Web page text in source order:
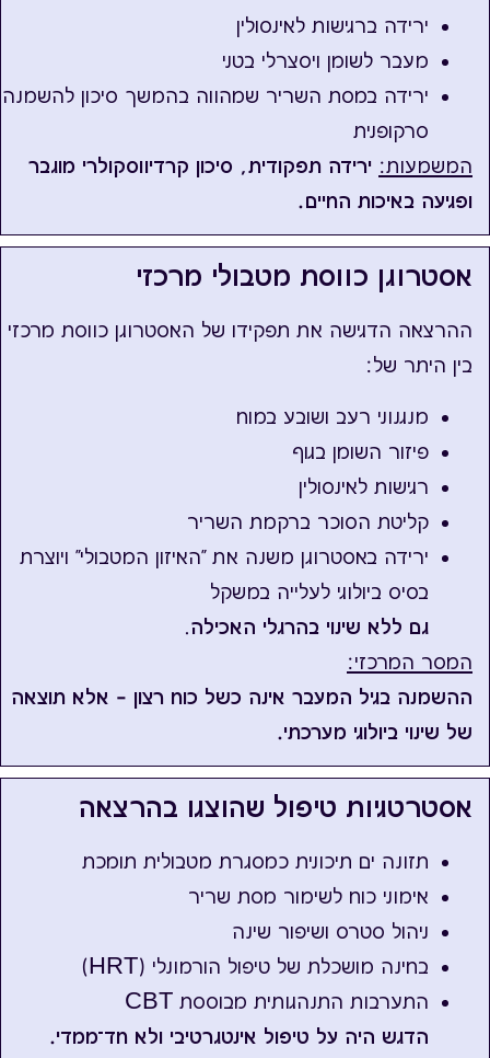
ירידה ברגישות לאינסולין
מעבר לשומן ויסצרלי בטני
ירידה במסת השריר שמהווה בהמשך סיכון להשמנה
סרקופנית
המשמעות: ירידה תפקודית, סיכון קרדיווסקולרי מוגבר
ופגיעה באיכות החיים.
אסטרוגן כווסת מטבולי מרכזי
ההרצאה הדגישה את תפקידו של האסטרוגן כווסת מרכזי
בין היתר של:
מנגנוני רעב ושובע במוח
פיזור השומן בגוף
רגישות לאינסולין
קליטת הסוכר ברקמת השריר
ירידה באסטרוגן משנה את "האיזון המטבולי" ויוצרת
בסיס ביולוגי לעלייה במשקל
גם ללא שינוי בהרגלי האכילה.
המסר המרכזי:
ההשמנה בגיל המעבר אינה כשל כוח רצון — אלא תוצאה
של שינוי ביולוגי מערכתי.
אסטרטגיות טיפול שהוצגו בהרצאה
תזונה ים תיכונית כמסגרת מטבולית תומכת
אימוני כוח לשימור מסת שריר
ניהול סטרס ושיפור שינה
בחינה מושכלת של טיפול הורמונלי (HRT)
התערבות התנהגותית מבוססת CBT
הדגש היה על טיפול אינטגרטיבי ולא חד־ממדי.